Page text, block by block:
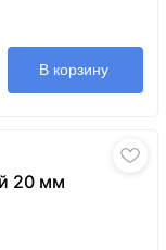
В корзину
20 мм